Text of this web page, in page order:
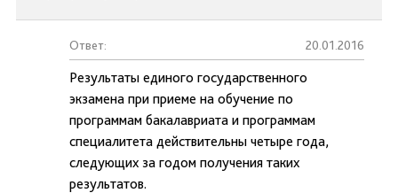
Ответ: 20.01.2016
Результаты единого государственного
экзамена при приеме на обучение по
программам бакалавриата и программам
специалитета действительны четыре года,
следующих за годом получения таких
результатов.